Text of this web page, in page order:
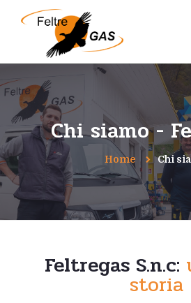
Chi siamo -
Home Chi
Feltregas S.n.c:
storia